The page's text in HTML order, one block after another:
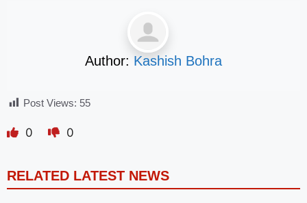
Author: Kashish Bohra
Post Views: 55
0 0
RELATED LATEST NEWS